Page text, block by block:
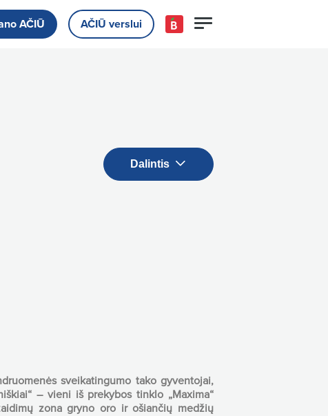
AČIŪ AČIŪ verslui
Dalintis
sveikatingumo tako gyventojai,
– vieni iš prekybos tinklo „Maxima“
zona gryno oro ir ošiančių medžių